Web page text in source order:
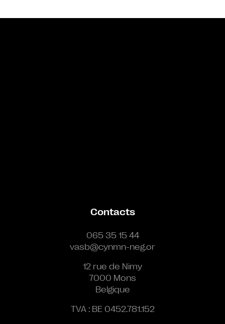
Contacts
065 35 15 44
vasb@cynmn-neg.or
12 rue de Nimy
7000 Mons
Belgique
TVA : BE 0452.781.152